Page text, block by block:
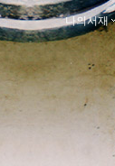
나의서재